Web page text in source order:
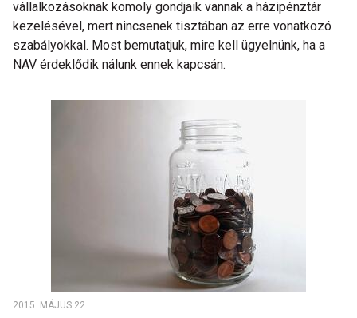
vállalkozásoknak komoly gondjaik vannak a házipénztár
kezelésével, mert nincsenek tisztában az erre vonatkozó
szabályokkal. Most bemutatjuk, mire kell ügyelnünk, ha a
NAV érdeklődik nálunk ennek kapcsán.
2015. MÁJUS 22.